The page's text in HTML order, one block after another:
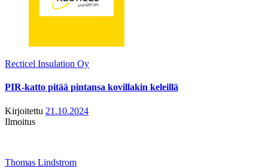
Recticel Insulation Oy
PIR-katto pitää pintansa kovillakin keleillä
Kirjoitettu 21.10.2024
Ilmoitus
Thomas Lindstrom